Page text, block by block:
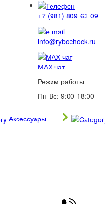
+7 (981) 809-63-09
info@rybochock.ru
МАХ чат
Режим работы
Пн-Вс: 9:00-18:00
Аксессуары